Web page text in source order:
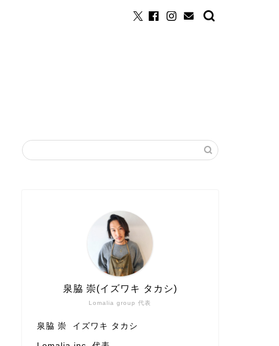
Lomalia group 代表
泉脇 崇(イズワキ タカシ)
泉脇 崇 イズワキ タカシ